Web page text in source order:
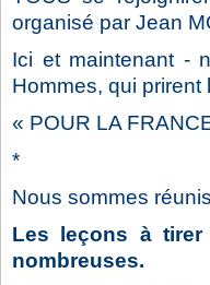
organisé par Jean
Ici et maintenant -
Hommes, qui prirent
« POUR LA
*
Nous sommes
Les leçons à tirer
nombreuses.